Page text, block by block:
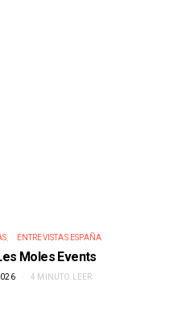
ENTREVISTAS ESPAÑA
Moles Events
4 MINUTO LEER